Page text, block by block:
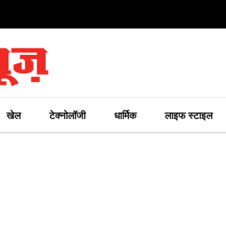
खेल टेक्नोलॉजी धार्मिक लाइफ स्टाइल